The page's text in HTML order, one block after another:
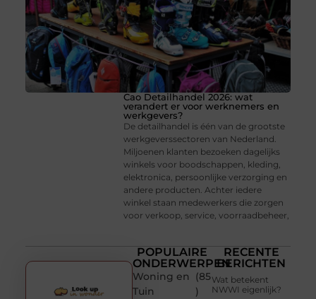
Cao Detailhandel 2026: wat
verandert er voor werknemers en
werkgevers?
De detailhandel is één van de grootste
werkgeverssectoren van Nederland.
Miljoenen klanten bezoeken dagelijks
winkels voor boodschappen, kleding,
elektronica, persoonlijke verzorging en
andere producten. Achter iedere
winkel staan medewerkers die zorgen
voor verkoop, service, voorraadbeheer,
POPULAIRE
ONDERWERPEN
Woning en
Tuin
(85
)
RECENTE
BERICHTEN
Wat betekent
NWWI eigenlijk?